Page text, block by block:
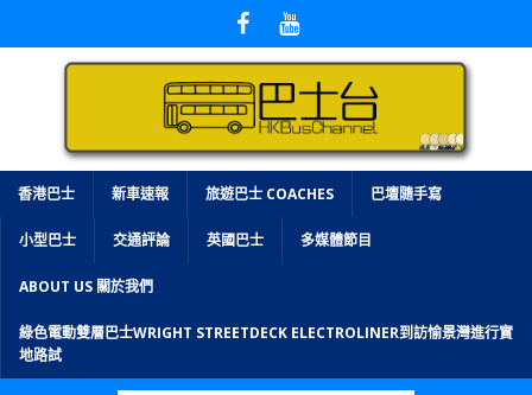
香港巴士 新車速報 旅遊巴士 COACHES 巴壇隨手寫
小型巴士 交通評論 英國巴士 多媒體節目
ABOUT US 關於我們
綠色電動雙層巴士WRIGHT STREETDECK ELECTROLINER到訪愉景灣進行實
地路試